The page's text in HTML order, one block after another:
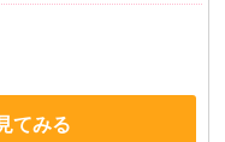
てみる